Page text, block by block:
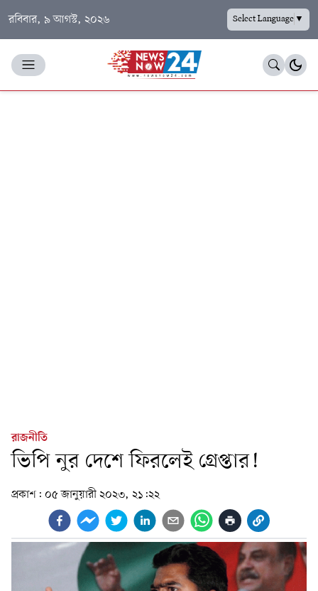
রবিবার, ৯ আগস্ট, ২০২৬ Select Language▼
রাজনীতি
ভিপি নুর দেশে ফিরলেই গ্রেপ্তার!
প্রকাশ: ০৫ জানুয়ারী ২০২৩, ২১:২২